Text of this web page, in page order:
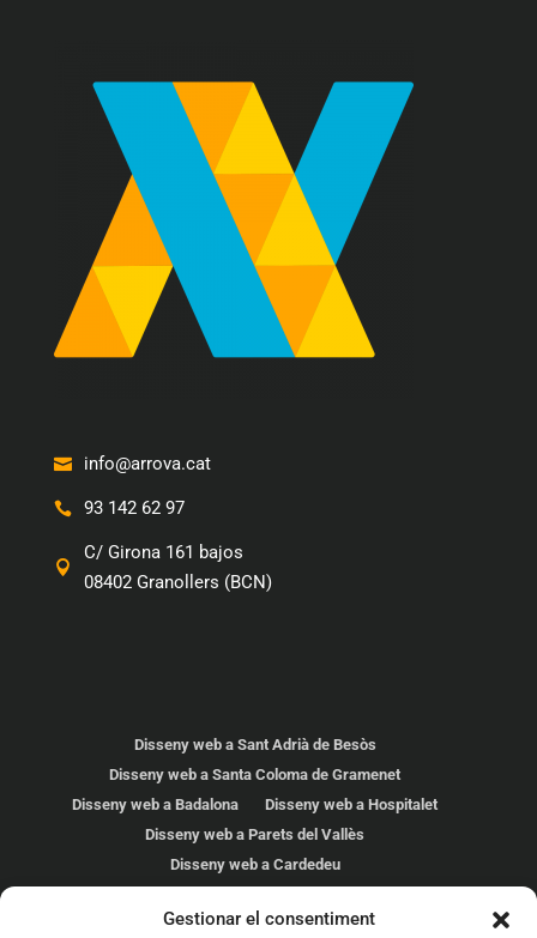
Gestionar el consentiment
info@arrova.cat
93 142 62 97
C/ Girona 161 bajos
08402 Granollers (BCN)
Disseny web a Sant Adrià de Besòs
Disseny web a Santa Coloma de Gramenet
Disseny web a Badalona
Disseny web a Hospitalet
Disseny web a Parets del Vallès
Disseny web a Cardedeu
Disseny web a Mollet del Vallés